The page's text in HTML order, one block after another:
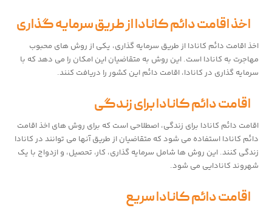
اخذ اقامت دائم کانادا از طریق سرمایه گذاری
اخذ اقامت دائم کانادا از طریق سرمایه گذاری، یکی از روش های محبوب
مهاجرت به کانادا است. این روش به متقاضیان این امکان را می دهد که با
سرمایه گذاری در کانادا، اقامت دائم این کشور را دریافت کنند.
اقامت دائم کانادا برای زندگی
اقامت دائم کانادا برای زندگی، اصطلاحی است که برای روش های اخذ اقامت
دائم کانادا استفاده می شود که متقاضیان از طریق آنها می توانند در کانادا
زندگی کنند. این روش ها شامل سرمایه گذاری، کار، تحصیل، و ازدواج با یک
شهروند کانادایی می شود.
اقامت دائم کانادا سریع